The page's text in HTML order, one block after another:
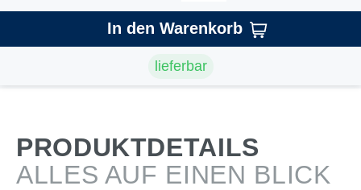
In den Warenkorb
lieferbar
PRODUKTDETAILS
ALLES AUF EINEN BLICK